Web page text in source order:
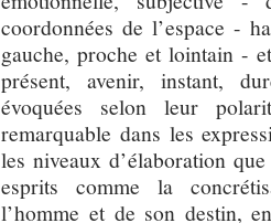
coordonnées de l’espace -
gauche, proche et lointain -
présent, avenir, instant,
évoquées selon leur
remarquable dans les
les niveaux d’élaboration
esprits comme la
l’homme et de son destin,